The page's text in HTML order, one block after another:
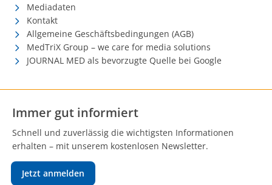
Mediadaten
Kontakt
Allgemeine Geschäftsbedingungen (AGB)
MedTriX Group – we care for media solutions
JOURNAL MED als bevorzugte Quelle bei Google
Immer gut informiert
Schnell und zuverlässig die wichtigsten Informationen
erhalten – mit unserem kostenlosen Newsletter.
Jetzt anmelden